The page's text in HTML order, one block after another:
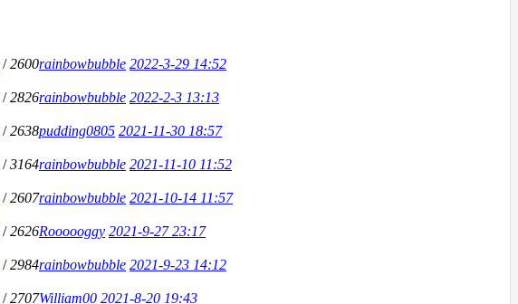
/2600rainbowbubble 2022-3-29 14:52
/2826rainbowbubble 2022-2-3 13:13
/2638pudding0805 2021-11-30 18:57
/3164rainbowbubble 2021-11-10 11:52
/2607rainbowbubble 2021-10-14 11:57
/2626Roooooggy 2021-9-27 23:17
/2984rainbowbubble 2021-9-23 14:12
/2707William00 2021-8-20 19:43